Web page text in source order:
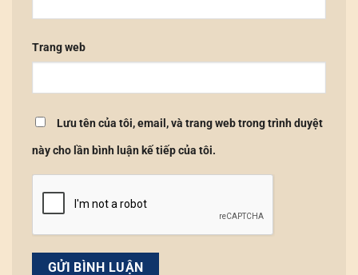
Trang web
Lưu tên của tôi, email, và trang web trong trình duyệt
này cho lần bình luận kế tiếp của tôi.